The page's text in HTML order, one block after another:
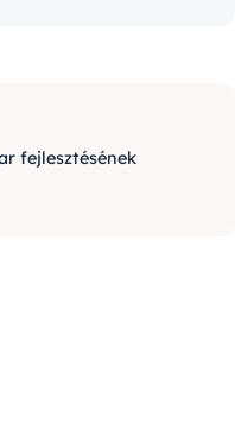
fejlesztésének